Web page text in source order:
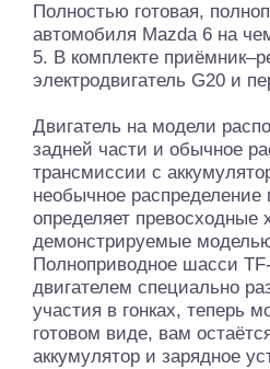
Полностью готовая,
автомобиля Mazda 6 на
5. В комплекте
электродвигатель G20 и
Двигатель на модели
задней части и обычное
трансмиссии с
необычное
определяет превосходные
демонстрируемые
Полноприводное шасcи
двигателем специально
участия в гонках, теперь
готовом виде, вам
аккумулятор и зарядное